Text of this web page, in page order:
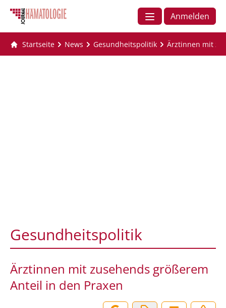
Anmelden
Startseite News Gesundheitspolitik Ärztinnen mit
Gesundheitspolitik
Ärztinnen mit zusehends größerem
Anteil in den Praxen